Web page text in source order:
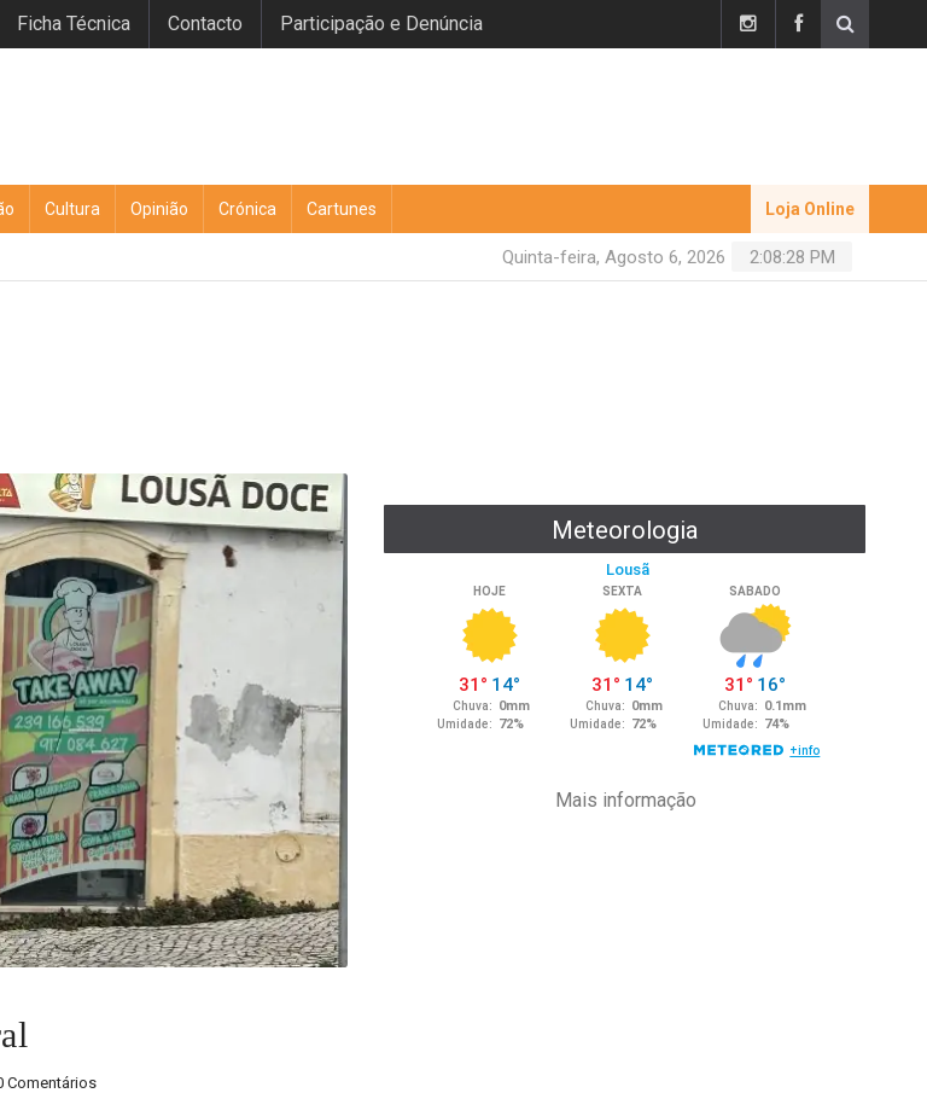
Ficha Técnica Contacto Participação e Denúncia
Cultura Opinião Crónica Cartunes Loja Online
2:08:29 PM
Quinta-feira, Agosto 6, 2026
Comentários
Meteorologia
Mais informação